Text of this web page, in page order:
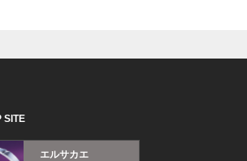
SITE
エルサカエ